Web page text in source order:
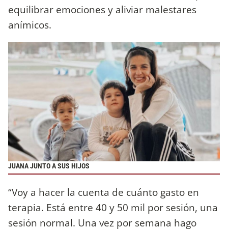
equilibrar emociones y aliviar malestares
anímicos.
JUANA JUNTO A SUS HIJOS
“Voy a hacer la cuenta de cuánto gasto en
terapia. Está entre 40 y 50 mil por sesión, una
sesión normal. Una vez por semana hago